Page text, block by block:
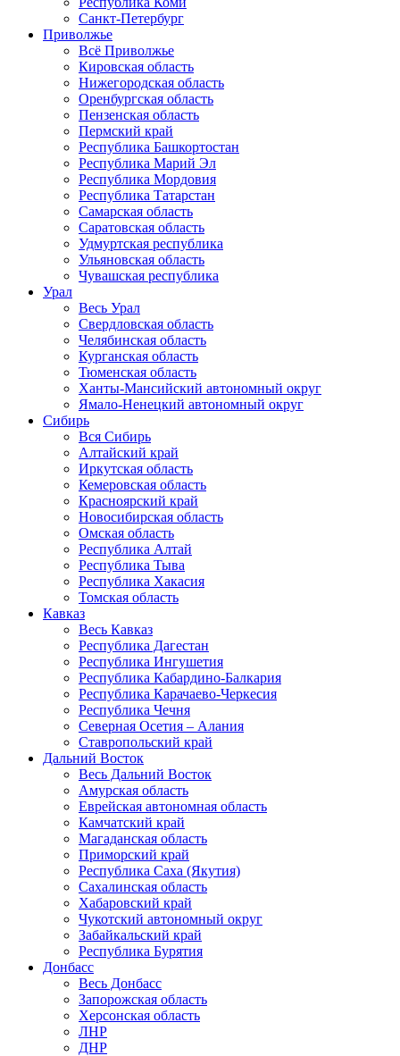
Санкт-Петербург
Приволжье
Всё Приволжье
Кировская область
Нижегородская область
Оренбургская область
Пензенская область
Пермский край
Республика Башкортостан
Республика Марий Эл
Республика Мордовия
Республика Татарстан
Самарская область
Саратовская область
Удмуртская республика
Ульяновская область
Чувашская республика
Урал
Весь Урал
Свердловская область
Челябинская область
Курганская область
Тюменская область
Ханты-Мансийский автономный округ
Ямало-Ненецкий автономный округ
Сибирь
Вся Сибирь
Алтайский край
Иркутская область
Кемеровская область
Красноярский край
Новосибирская область
Омская область
Республика Алтай
Республика Тыва
Республика Хакасия
Томская область
Кавказ
Весь Кавказ
Республика Дагестан
Республика Ингушетия
Республика Кабардино-Балкария
Республика Карачаево-Черкесия
Республика Чечня
Северная Осетия – Алания
Ставропольский край
Дальний Восток
Весь Дальний Восток
Амурская область
Еврейская автономная область
Камчатский край
Магаданская область
Приморский край
Республика Саха (Якутия)
Сахалинская область
Хабаровский край
Чукотский автономный округ
Забайкальский край
Республика Бурятия
Донбасс
Весь Донбасс
Запорожская область
Херсонская область
ЛНР
ДНР